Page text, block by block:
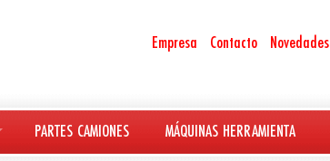
Empresa Contacto Novedades
PARTES CAMIONES MÁQUINAS HERRAMIENTA